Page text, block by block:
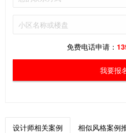
免费电话申请：
我要报
设计师相关案例 相似风格案例